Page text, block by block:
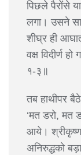
पिछले पैरोंसे
लगा। उसने
शीघ्र ही
वक्ष विदीर्ण
१-३॥
तब हाथीपर
‘मत डरो, मत
आये।
अनिरुद्धको